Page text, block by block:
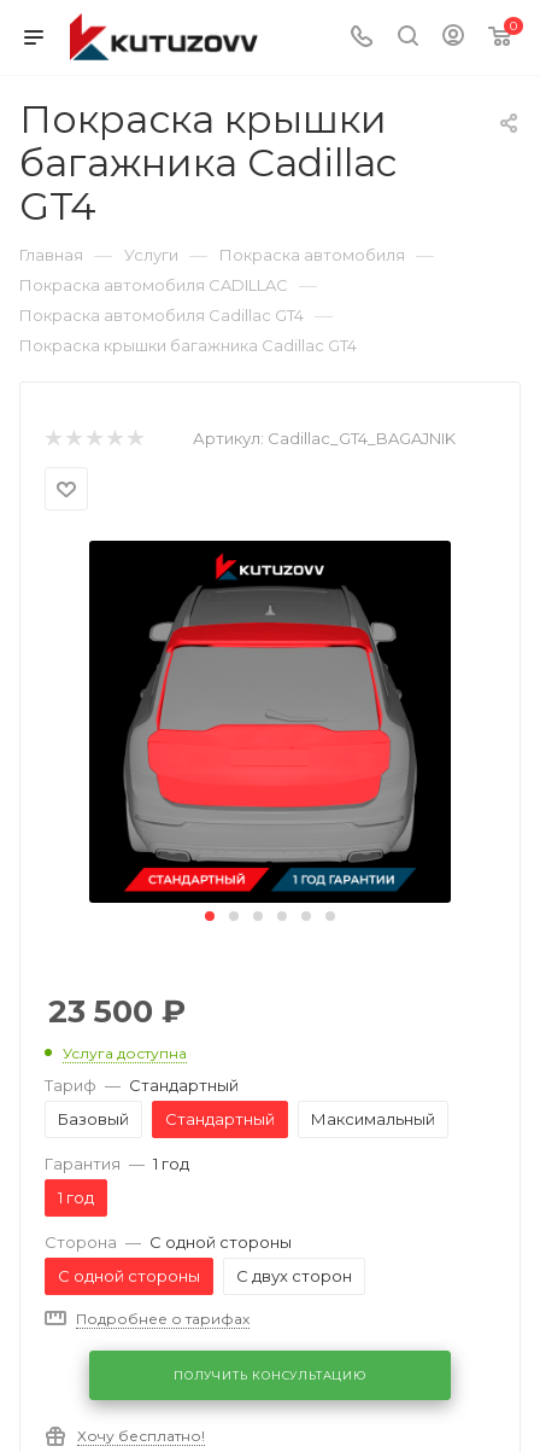
0
Покраска крышки
багажника Cadillac
GT4
Главная — Услуги — Покраска автомобиля —
Покраска автомобиля CADILLAC —
Покраска автомобиля Cadillac GT4 —
Покраска крышки багажника Cadillac GT4
Артикул: Cadillac_GT4_BAGAJNIK
23 500 ₽
Услуга доступна
Тариф — Стандартный
Базовый
Стандартный Максимальный
Гарантия — 1 год
1 год
Сторона — С одной стороны
С одной стороны
С двух сторон
Подробнее о тарифах
ПОЛУЧИТЬ КОНСУЛЬТАЦИЮ
Хочу бесплатно!